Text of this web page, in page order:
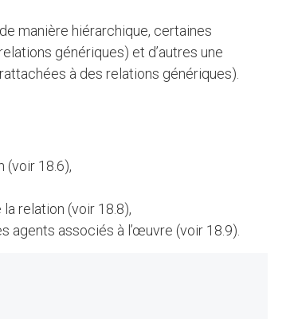
manière hiérarchique, certaines
génériques) et d’autres une
à des relations génériques).
(voir 18.6),
relation (voir 18.8),
agents associés à l’œuvre (voir 18.9).